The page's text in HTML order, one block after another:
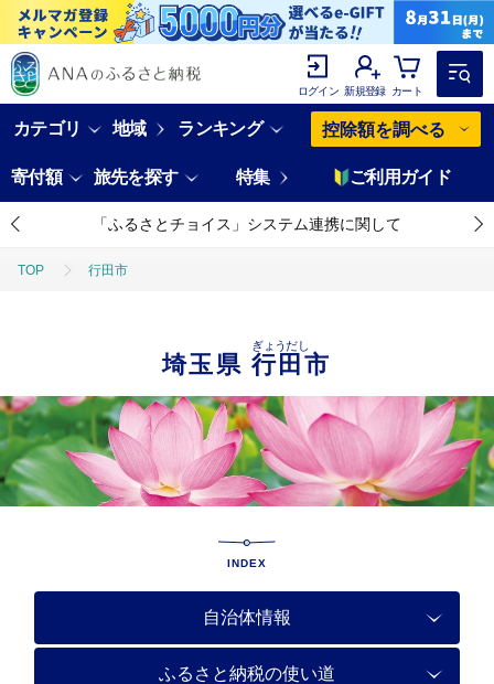
ログイン 新規登録 カート
カテゴリ 地域 ランキング 控除額を調べる
寄付額 旅先を探す 特集 ご利用ガイド
「ふるさとチョイス」システム連携に関して
TOP 行田市
埼玉県行田市
ぎょうだし
INDEX
自治体情報
ふるさと納税の使い道